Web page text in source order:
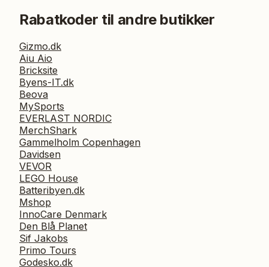
Rabatkoder til andre butikker
Gizmo.dk
Aiu Aio
Bricksite
Byens-IT.dk
Beova
MySports
EVERLAST NORDIC
MerchShark
Gammelholm Copenhagen
Davidsen
VEVOR
LEGO House
Batteribyen.dk
Mshop
InnoCare Denmark
Den Blå Planet
Sif Jakobs
Primo Tours
Godesko.dk